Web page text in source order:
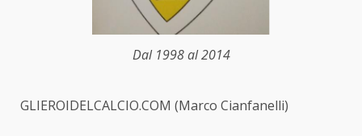
Dal 1998 al 2014
GLIEROIDELCALCIO.COM (Marco Cianfanelli)